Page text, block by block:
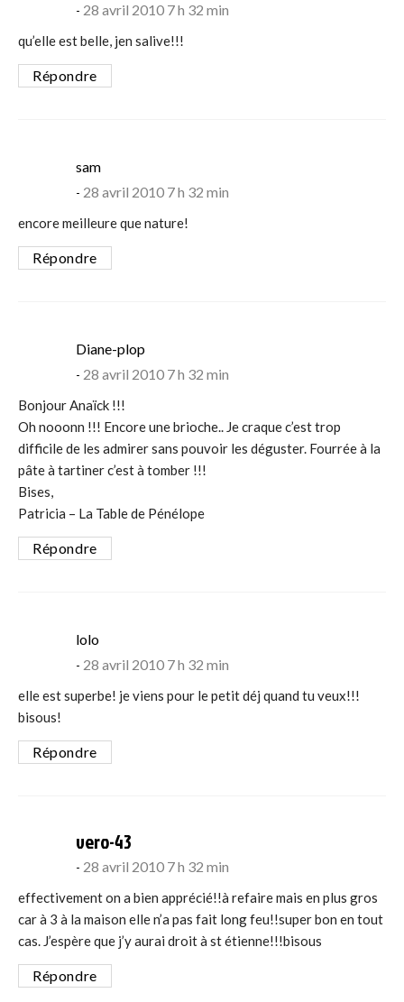
28 avril 2010 7 h 32 min
qu’elle est belle, jen salive!!!
Répondre
samsays:
28 avril 2010 7 h 32 min
encore meilleure que nature!
Répondre
Diane-plopsays:
28 avril 2010 7 h 32 min
Bonjour Anaïck !!!
Oh nooonn !!! Encore une brioche.. Je craque c’est trop
difficile de les admirer sans pouvoir les déguster. Fourrée à la
pâte à tartiner c’est à tomber !!!
Bises,
Patricia – La Table de Pénélope
Répondre
lolosays:
28 avril 2010 7 h 32 min
elle est superbe! je viens pour le petit déj quand tu veux!!!
bisous!
Répondre
vero-43
28 avril 2010 7 h 32 min
effectivement on a bien apprécié!!à refaire mais en plus gros
car à 3 à la maison elle n’a pas fait long feu!!super bon en tout
cas. J’espère que j’y aurai droit à st étienne!!!bisous
Répondre